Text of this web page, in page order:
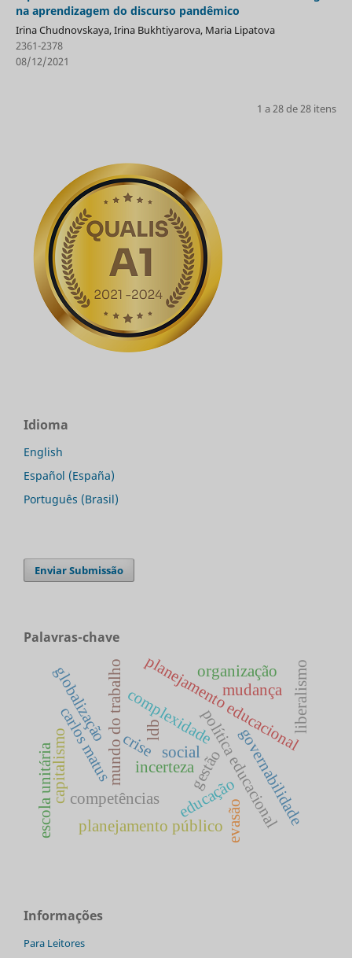
na aprendizagem do discurso pandêmico
Irina Chudnovskaya, Irina Bukhtiyarova, Maria Lipatova
2361-2378
08/12/2021
1 a 28 de 28 itens
Idioma
English
Español (España)
Português (Brasil)
Enviar Submissão
Palavras-chave
competências educação
mundo do trabalho política educacional
planejamento educacional
planejamento público
carlos matus gestão
complexidade
incerteza
crise
mudança
organização liberalismo
globalização
capitalismo social
escola unitária governabilidade
ldb
evasão
Informações
Para Leitores